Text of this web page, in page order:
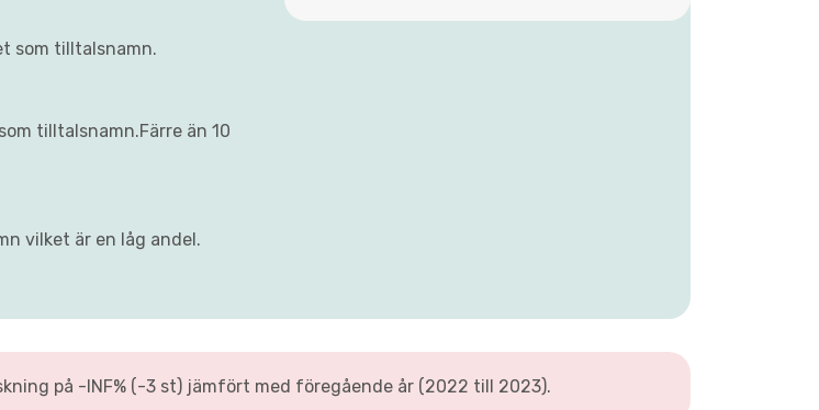
som tilltalsnamn.
tilltalsnamn.Färre än 10
vilket är en låg andel.
på -INF% (-3 st) jämfört med föregående år (2022 till 2023).